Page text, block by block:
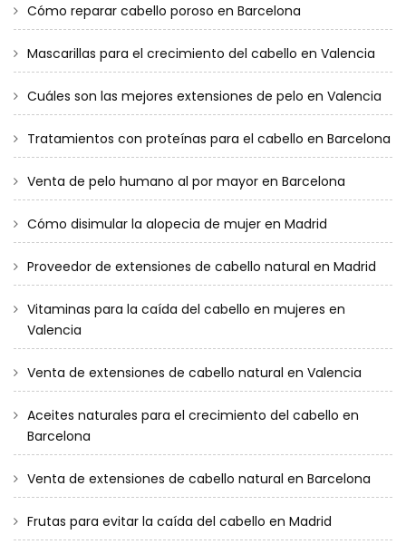
Cómo reparar cabello poroso en Barcelona
Mascarillas para el crecimiento del cabello en Valencia
Cuáles son las mejores extensiones de pelo en Valencia
Tratamientos con proteínas para el cabello en Barcelona
Venta de pelo humano al por mayor en Barcelona
Cómo disimular la alopecia de mujer en Madrid
Proveedor de extensiones de cabello natural en Madrid
Vitaminas para la caída del cabello en mujeres en
Valencia
Venta de extensiones de cabello natural en Valencia
Aceites naturales para el crecimiento del cabello en
Barcelona
Venta de extensiones de cabello natural en Barcelona
Frutas para evitar la caída del cabello en Madrid